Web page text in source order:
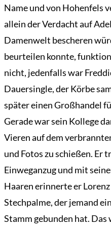
Name und von Hohenfels
allein der Verdacht auf
Damenwelt bescheren
beurteilen konnte,
nicht, jedenfalls war
Dauersingle, der Körbe
später einen Großhandel
Gerade war sein Kollege
Vieren auf dem
und Fotos zu schießen. Er
Einweganzug und mit
Haaren erinnerte er
Stechpalme, der jemand
Stamm gebunden hat.